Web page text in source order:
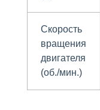
Скорость
вращения
двигателя
(об./мин.)